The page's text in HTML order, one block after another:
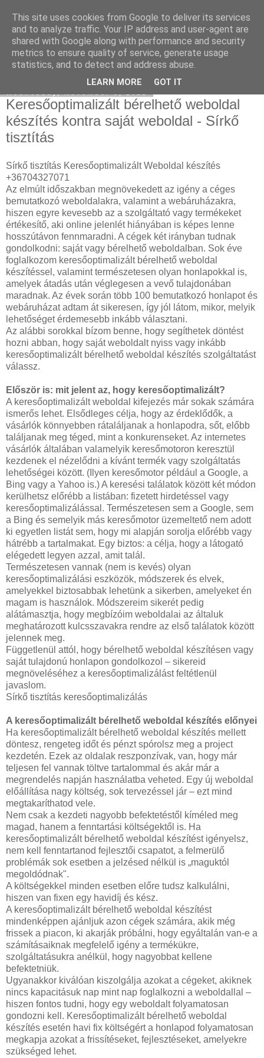
Mercedes külföldről
Keresőoptimalizált bérelhető weboldal
készítés kontra saját weboldal - Sírkő
tisztítás
Sírkő tisztítás Keresőoptimalizált Weboldal készítés
+36704327071
Az elmúlt időszakban megnövekedett az igény a céges
bemutatkozó weboldalakra, valamint a webáruházakra,
hiszen egyre kevesebb az a szolgáltató vagy termékeket
értékesítő, aki online jelenlét hiányában is képes lenne
hosszútávon fennmaradni. A cégek két irányban tudnak
gondolkodni: saját vagy bérelhető weboldalban. Sok éve
foglalkozom keresőoptimalizált bérelhető weboldal
készítéssel, valamint természetesen olyan honlapokkal is,
amelyek átadás után véglegesen a vevő tulajdonában
maradnak. Az évek során több 100 bemutatkozó honlapot és
webáruházat adtam át sikeresen, így jól látom, mikor, melyik
lehetőséget érdemesebb inkább választani.
Az alábbi sorokkal bízom benne, hogy segíthetek döntést
hozni abban, hogy saját weboldalt nyiss vagy inkább
keresőoptimalizált bérelhető weboldal készítés szolgáltatást
válassz.
Először is: mit jelent az, hogy keresőoptimalizált?
A keresőoptimalizált weboldal kifejezés már sokak számára
ismerős lehet. Elsődleges célja, hogy az érdeklődők, a
vásárlók könnyebben rátaláljanak a honlapodra, sőt, előbb
találjanak meg téged, mint a konkurenseket. Az internetes
vásárlók általában valamelyik keresőmotoron keresztül
kezdenek el nézelődni a kívánt termék vagy szolgáltatás
lehetőségei között. (Ilyen keresőmotor például a Google, a
Bing vagy a Yahoo is.) A keresési találatok között két módon
kerülhetsz előrébb a listában: fizetett hirdetéssel vagy
keresőoptimalizálással. Természetesen sem a Google, sem
a Bing és semelyik más keresőmotor üzemeltető nem adott
ki egyetlen listát sem, hogy mi alapján sorolja előrébb vagy
hátrébb a tartalmakat. Egy biztos: a célja, hogy a látogató
elégedett legyen azzal, amit talál.
Természetesen vannak (nem is kevés) olyan
keresőoptimalizálási eszközök, módszerek és elvek,
amelyekkel biztosabbak lehetünk a sikerben, amelyeket én
magam is használok. Módszereim sikerét pedig
alátámasztja, hogy megbízóim weboldalai az általuk
meghatározott kulcsszavakra rendre az első találatok között
jelennek meg.
Függetlenül attól, hogy bérelhető weboldal készítésen vagy
saját tulajdonú honlapon gondolkozol – sikereid
megnöveléséhez a keresőoptimalizálást feltétlenül
javaslom.
Sírkő tisztítás keresőoptimalizálás
A keresőoptimalizált bérelhető weboldal készítés előnyei
Ha keresőoptimalizált bérelhető weboldal készítés mellett
döntesz, rengeteg időt és pénzt spórolsz meg a project
kezdetén. Ezek az oldalak reszponzívak, van, hogy már
teljesen fel vannak töltve tartalommal és akár már a
megrendelés napján használatba veheted. Egy új weboldal
előállítása nagy költség, sok tervezéssel jár – ezt mind
megtakaríthatod vele.
Nem csak a kezdeti nagyobb befektetéstől kíméled meg
magad, hanem a fenntartási költségektől is. Ha
keresőoptimalizált bérelhető weboldal készítést igényelsz,
nem kell fenntartanod fejlesztői csapatot, a felmerülő
problémák sok esetben a jelzésed nélkül is „maguktól
megoldódnak".
A költségekkel minden esetben előre tudsz kalkulálni,
hiszen van fixen egy havidíj és kész.
A keresőoptimalizált bérelhető weboldal készítést
mindenképpen ajánljuk azon cégek számára, akik még
frissek a piacon, ki akarják próbálni, hogy egyáltalán van-e a
számításaiknak megfelelő igény a termékükre,
szolgáltatásukra anélkül, hogy nagyobbat kellene
befektetniük.
Ugyanakkor kiválóan kiszolgálja azokat a cégeket, akiknek
nincs kapacitásuk nap mint nap foglalkozni a weboldallal –
hiszen fontos tudni, hogy egy weboldalt folyamatosan
gondozni kell. Keresőoptimalizált bérelhető weboldal
készítés esetén havi fix költségért a honlapod folyamatosan
megkapja azokat a frissítéseket, fejlesztéseket, amelyekre
szükséged lehet.
This site uses cookies from Google to deliver its services
and to analyze traffic. Your IP address and user-agent are
shared with Google along with performance and security
metrics to ensure quality of service, generate usage
statistics, and to detect and address abuse.
LEARN MORE GOT IT